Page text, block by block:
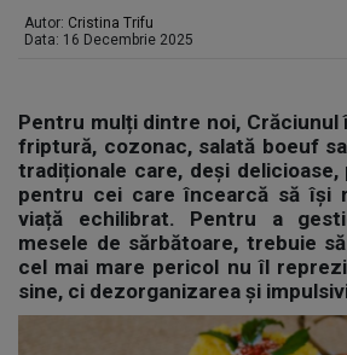
Autor: Cristina Trifu
Data: 16 Decembrie 2025
Pentru mulți dintre noi, Crăciunul
friptură, cozonac, salată boeuf
tradiționale care, deși
pentru cei care încearcă să își
viață echilibrat. Pentru a
mesele de sărbătoare, trebuie
cel mai mare pericol nu îl
sine, ci dezorganizarea și